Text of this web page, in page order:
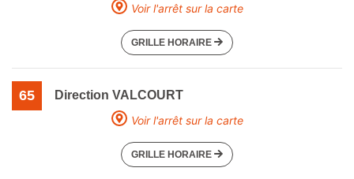
Voir l'arrêt sur la carte
GRILLE HORAIRE
65
Direction VALCOURT
Voir l'arrêt sur la carte
GRILLE HORAIRE